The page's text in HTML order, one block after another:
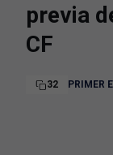
previa
CF
32 PRIMER